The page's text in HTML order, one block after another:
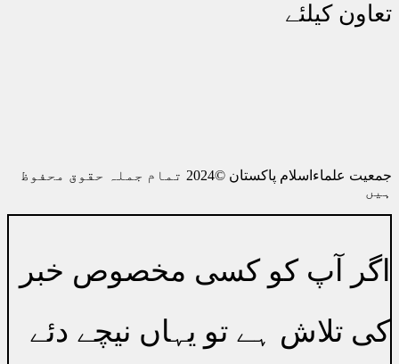
تعاون کیلئے
جمعیت علماءاسلام پاکستان ©2024 تمام جملہ حقوق محفوظ
ہیں
اگر آپ کو کسی مخصوص خبر
کی تلاش ہے تو یہاں نیچے دئے